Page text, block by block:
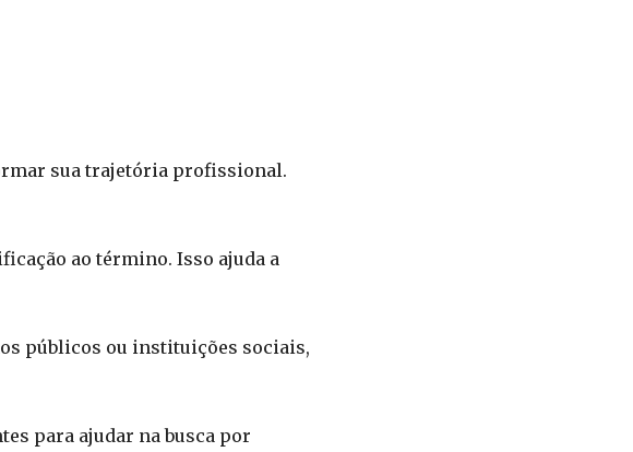
sua trajetória profissional.
ao término. Isso ajuda a
públicos ou instituições sociais,
para ajudar na busca por